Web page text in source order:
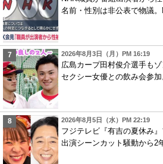
名前・性別は非公表で物議
2026年8月3日（月）PM 16:19
広島カープ田村俊介選手も
セクシー女優との飲み会参
2026年8月5日（水）PM 22:19
フジテレビ『有吉の夏休み
出演シーンカット騒動から2